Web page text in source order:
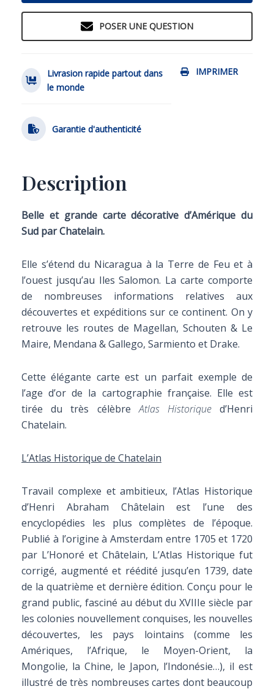
POSER UNE QUESTION
IMPRIMER
Livrasion rapide partout dans
le monde
Garantie d'authenticité
Description
Belle et grande carte décorative d’Amérique du
Sud par Chatelain.
Elle s’étend du Nicaragua à la Terre de Feu et à
l’ouest jusqu’au Iles Salomon. La carte comporte
de nombreuses informations relatives aux
découvertes et expéditions sur ce continent. On y
retrouve les routes de Magellan, Schouten & Le
Maire, Mendana & Gallego, Sarmiento et Drake.
Cette élégante carte est un parfait exemple de
l’age d’or de la cartographie française. Elle est
tirée du très célèbreAtlas Historiqued’Henri
Chatelain.
L’Atlas Historique de Chatelain
Travail complexe et ambitieux, l’Atlas Historique
d’Henri Abraham Châtelain est l’une des
encyclopédies les plus complètes de l’époque.
Publié à l’origine à Amsterdam entre 1705 et 1720
par L’Honoré et Châtelain, L’Atlas Historique fut
corrigé, augmenté et réédité jusqu’en 1739, date
de la quatrième et dernière édition. Conçu pour le
grand public, fasciné au début du XVIIIe siècle par
les colonies nouvellement conquises, les nouvelles
découvertes, les pays lointains (comme les
Amériques, l’Afrique, le Moyen-Orient, la
Mongolie, la Chine, le Japon, l’Indonésie…), il est
illustré de très nombreuses cartes dont beaucoup